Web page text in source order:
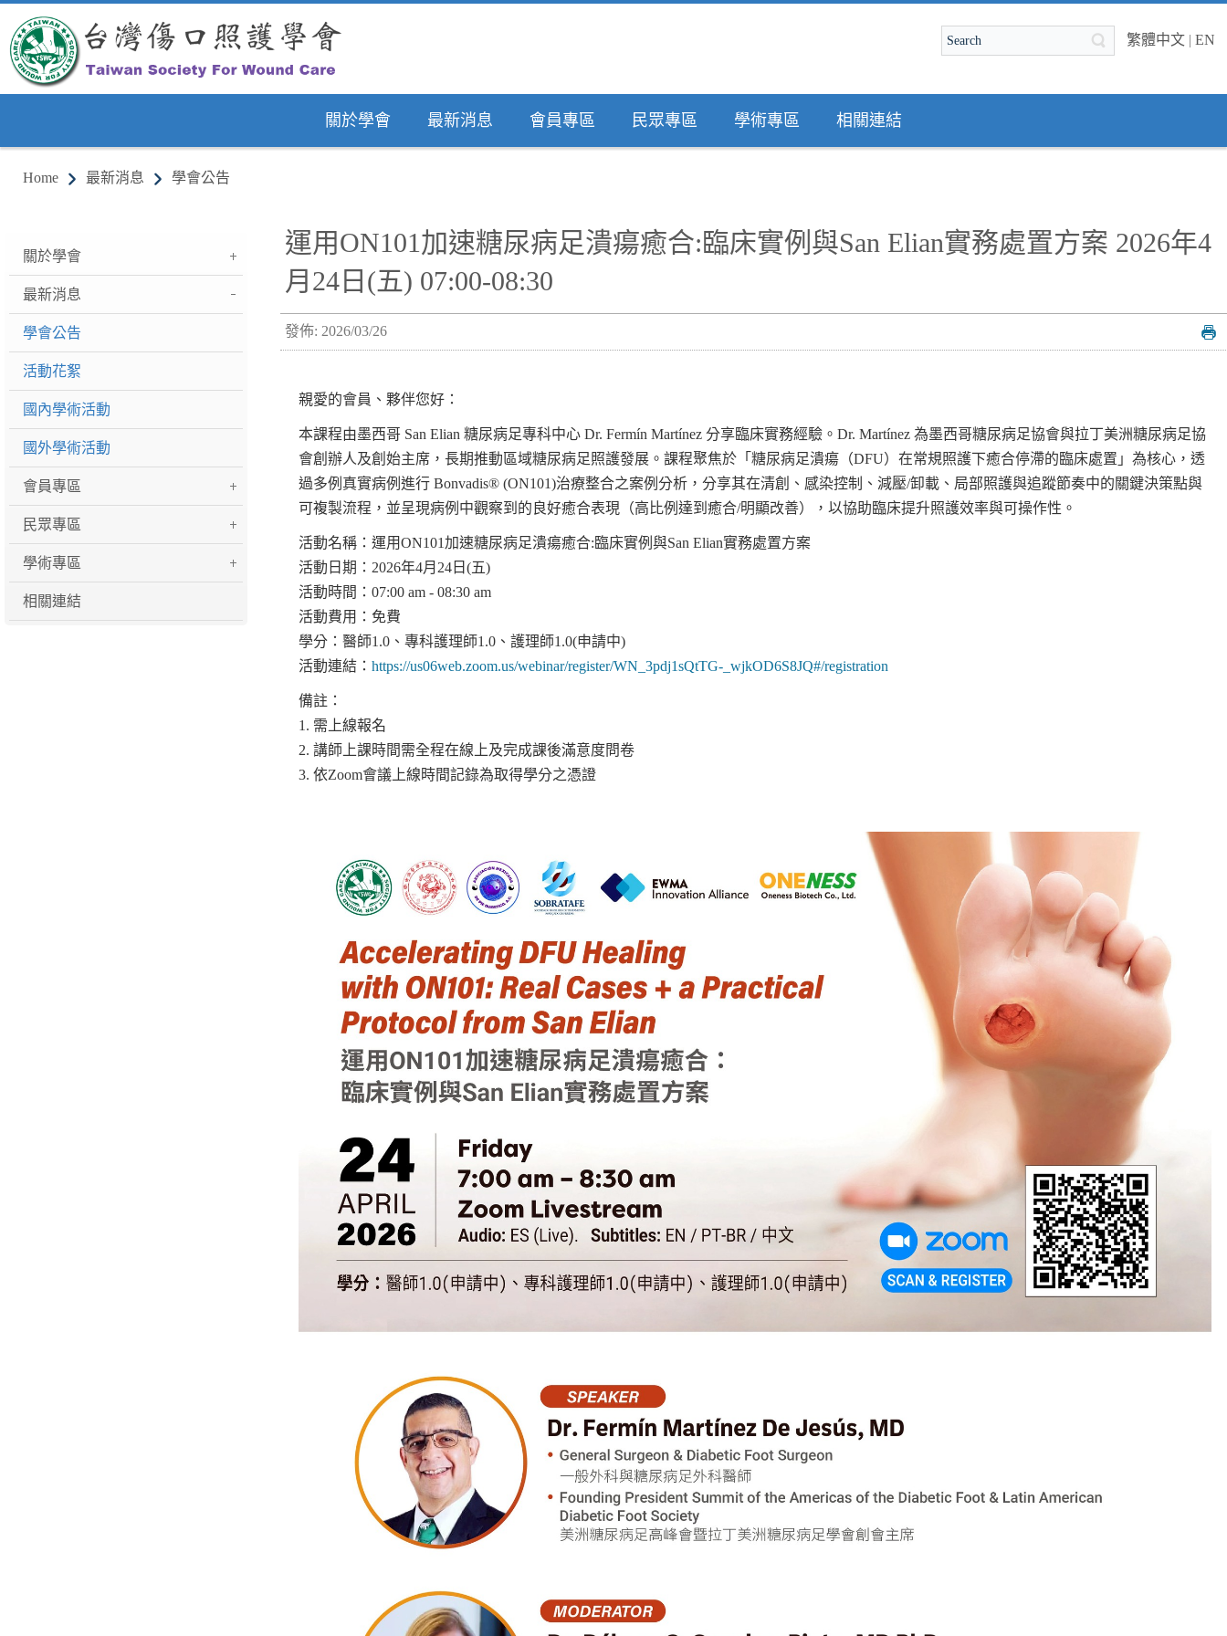
繁體中文 | EN
關於學會 最新消息 會員專區 民眾專區 學術專區 相關連結
Home 最新消息 學會公告
關於學會
最新消息
學會公告
活動花絮
國內學術活動
國外學術活動
會員專區
民眾專區
學術專區
相關連結
運用ON101加速糖尿病足潰瘍癒合:臨床實例與San Elian實務處置方案 2026年4
月24日(五) 07:00-08:30
發佈: 2026/03/26
親愛的會員、夥伴您好：
本課程由墨西哥 San Elian 糖尿病足專科中心 Dr. Fermín Martínez 分享臨床實務經驗。Dr. Martínez 為墨西哥糖尿病足協會與拉丁美洲糖尿病足協
會創辦人及創始主席，長期推動區域糖尿病足照護發展。課程聚焦於「糖尿病足潰瘍（DFU）在常規照護下癒合停滯的臨床處置」為核心，透
過多例真實病例進行 Bonvadis® (ON101)治療整合之案例分析，分享其在清創、感染控制、減壓/卸載、局部照護與追蹤節奏中的關鍵決策點與
可複製流程，並呈現病例中觀察到的良好癒合表現（高比例達到癒合/明顯改善），以協助臨床提升照護效率與可操作性。
活動名稱：運用ON101加速糖尿病足潰瘍癒合:臨床實例與San Elian實務處置方案
活動日期：2026年4月24日(五)
活動時間：07:00 am - 08:30 am
活動費用：免費
學分：醫師1.0、專科護理師1.0、護理師1.0(申請中)
活動連結： https://us06web.zoom.us/webinar/register/WN_3pdj1sQtTG-_wjkOD6S8JQ#/registration
備註：
1. 需上線報名
2. 講師上課時間需全程在線上及完成課後滿意度問卷
3. 依Zoom會議上線時間記錄為取得學分之憑證